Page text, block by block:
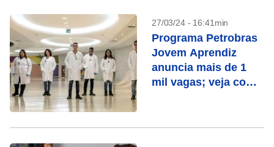
27/03/24 - 16:41min
Programa Petrobras
Jovem Aprendiz
anuncia mais de 1
mil vagas; veja como